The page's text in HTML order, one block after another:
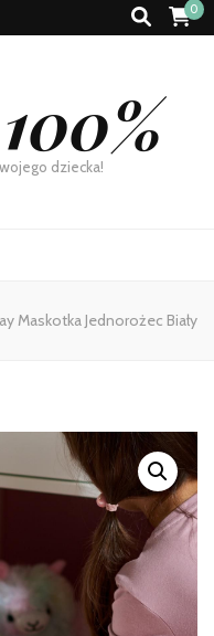
0
dziecka!
Maskotka Jednorożec Biały